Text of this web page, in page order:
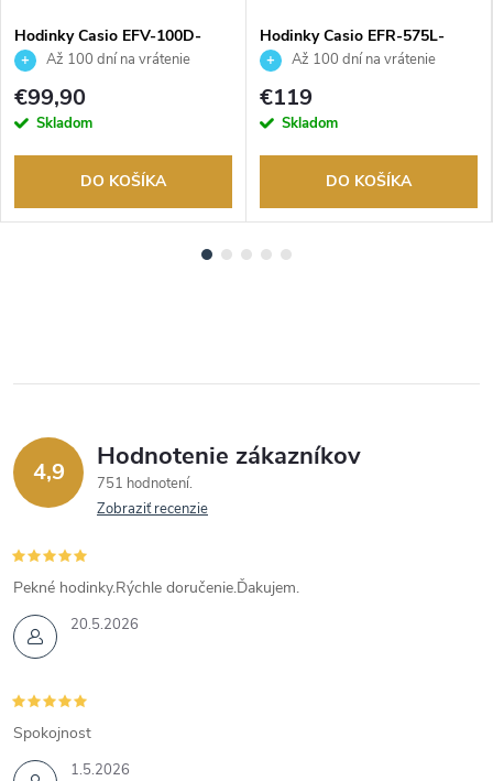
Hodinky Casio EFV-100D-
2BVUEFAž 100 dní na vrátenie
tovaru. Autorizovaný predajca.
€99,90
Skladom
DO KOŠÍKA
Hodinky Casio EFR-575L-
7AEFAž 100 dní na vrátenie
tovaru. Autorizovaný predajca.
€119
Skladom
DO KOŠÍKA
4,9 Hodnotenie zákazníkov
751 hodnotení
Zobraziť recenzie
20.5.2026
Pekné hodinky.Rýchle doručenie.Ďakujem.
1.5.2026
Spokojnost